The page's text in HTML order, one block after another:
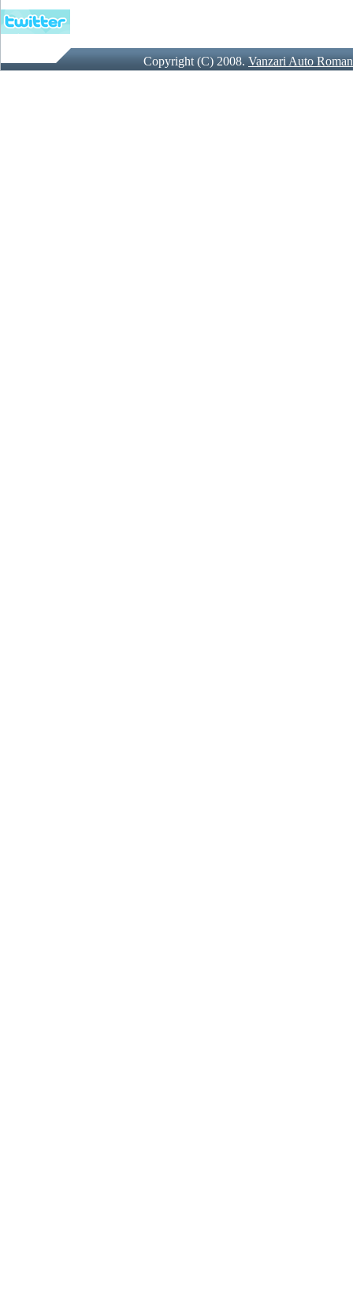
Copyright (C) 2008.Vanzari Auto